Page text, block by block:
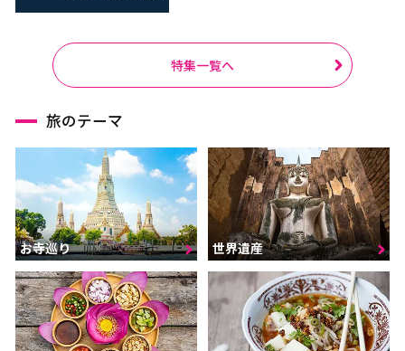
ラーチャブリー
サムットサーコーン
サラブリー
シンブリー
スパンブリー
プーケット
サムイ島（スラーターニ
ー）
クラビ
ランタ島（クラビ）
トラン
パンガー
カオラック（パンガー）
チュンポーン
ナラーティワート
ナコーンシータマラート
特集一覧へ
旅のテーマ
お寺巡り 世界遺産